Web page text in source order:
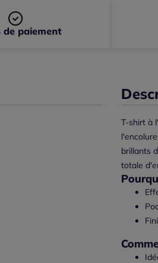
T-shirt à
brillants
totale
de paiement